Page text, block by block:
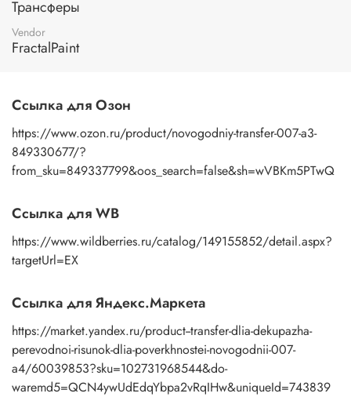
изображение к поверхности и, плотно прижимая
пальцами бумажную основу, сдвигаете ее на себя.
Рисунок остается на изделии. Сразу после нанесения
подойдет акриловый лак на водной основе, матовый,
глянцевый, полуглянцевый.
Трансферы
Vendor
FractalPaint
Ссылка для Озон
https://www.ozon.ru/product/novogodniy-transfer-007-a3-
849330677/?
from_sku=849337799&oos_search=false&sh=wVBKm5PTwQ
Ссылка для WB
https://www.wildberries.ru/catalog/149155852/detail.aspx?
targetUrl=EX
Ссылка для Яндекс.Маркета
https://market.yandex.ru/product--transfer-dlia-dekupazha-
perevodnoi-risunok-dlia-poverkhnostei-novogodnii-007-
a4/60039853?sku=102731968544&do-
waremd5=QCN4ywUdEdqYbpa2vRqIHw&uniqueId=743839